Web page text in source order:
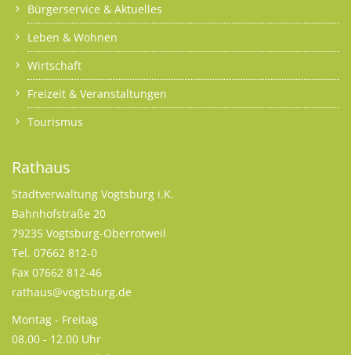
Bürgerservice & Aktuelles
Leben & Wohnen
Wirtschaft
Freizeit & Veranstaltungen
Tourismus
Rathaus
Stadtverwaltung Vogtsburg i.K.
Bahnhofstraße 20
79235 Vogtsburg-Oberrotweil
Tel. 07662 812-0
Fax 07662 812-46
rathaus@vogtsburg.de
Montag - Freitag
08.00 - 12.00 Uhr